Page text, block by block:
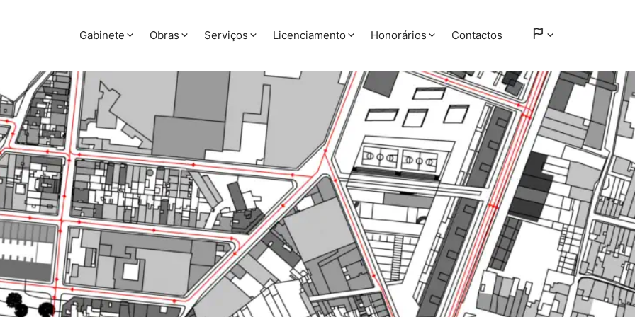
Gabinete Obras Serviços Licenciamento Honorários Contactos